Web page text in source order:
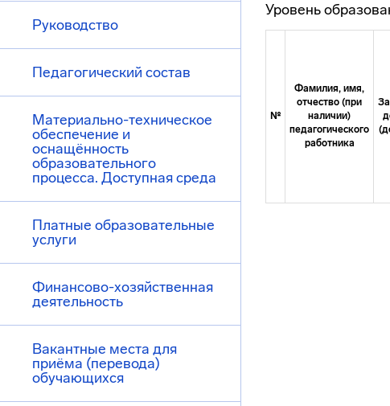
Руководство
Педагогический состав
Материально-техническое
обеспечение и
оснащённость
образовательного
процесса. Доступная среда
Платные образовательные
услуги
Финансово-хозяйственная
деятельность
Вакантные места для
приёма (перевода)
обучающихся
Уровень
№
Фамилия, имя,
отчество (при
наличии)
педагогического
работника